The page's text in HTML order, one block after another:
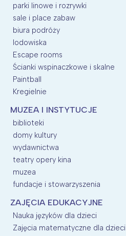
parki linowe i rozrywki
sale i place zabaw
biura podróży
lodowiska
Escape rooms
Ścianki wspinaczkowe i skalne
Paintball
Kregielnie
MUZEA I INSTYTUCJE
biblioteki
domy kultury
wydawnictwa
teatry opery kina
muzea
fundacje i stowarzyszenia
ZAJĘCIA EDUKACYJNE
Nauka języków dla dzieci
Zajęcia matematyczne dla dzieci